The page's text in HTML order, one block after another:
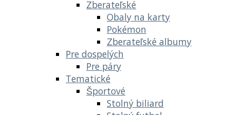
Zberateľské
Obaly na karty
Pokémon
Zberateľské albumy
Pre dospelých
Pre páry
Tematické
Športové
Stolný biliard